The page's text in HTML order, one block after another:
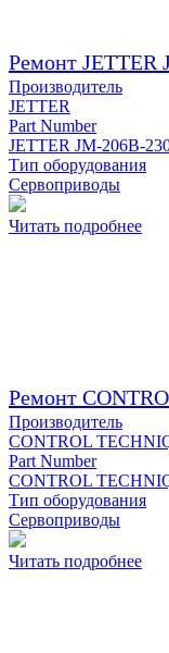
Ремонт JETTER
Производитель
JETTER
Part Number
JETTER JM-206B-
Тип оборудования
Сервоприводы
Читать подробнее
Ремонт
Производитель
CONTROL
Part Number
CONTROL
Тип оборудования
Сервоприводы
Читать подробнее